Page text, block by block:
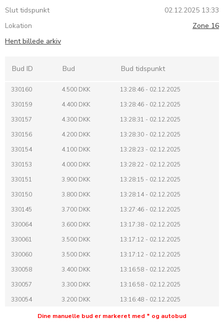
Slut tidspunkt
02.12.2025 13:33
Lokation
Zone 16
Hent billede arkiv
Bud ID Bud Bud tidspunkt
330160 4.500 DKK
13:28:46 - 02.12.2025
330159
4.400 DKK
13:28:46 - 02.12.2025
330157
4.300 DKK
13:28:31 - 02.12.2025
330156
4.200 DKK
13:28:30 - 02.12.2025
330154
4.100 DKK
13:28:23 - 02.12.2025
330153
4.000 DKK
13:28:22 - 02.12.2025
330151
3.900 DKK
13:28:15 - 02.12.2025
330150
3.800 DKK
13:28:14 - 02.12.2025
330145
3.700 DKK
13:27:46 - 02.12.2025
330064
3.600 DKK
13:17:38 - 02.12.2025
330061
3.500 DKK
13:17:12 - 02.12.2025
330060
3.500 DKK
13:17:12 - 02.12.2025
330058
3.400 DKK
13:16:58 - 02.12.2025
330057
3.300 DKK
13:16:58 - 02.12.2025
330054
3.200 DKK
13:16:48 - 02.12.2025
3.100 DKK
13:16:47 - 02.12.2025
Dine manuelle bud er markeret med * og autobud